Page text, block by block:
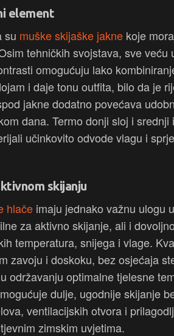
element
su muške skijaške jakne koje
tehničkih svojstava, sve veću
omogućuju lako
i daje tonu outfita, bilo da je
jakne dodatno povećava
dana. Termo donji sloj i
učinkovito odvode vlagu i
skijanju
hlače imaju jednako važnu ulogu
za aktivno skijanje, ali i
temperatura, snijega i vlage.
zavoju i doskoku, bez osjećaja
održavanju optimalne tjelesne
dulje, ugodnije skijanje
ventilacijskih otvora i
zimskim uvjetima.